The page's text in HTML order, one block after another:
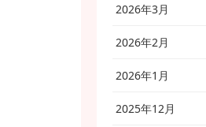
2026年3月
2026年2月
2026年1月
2025年12月